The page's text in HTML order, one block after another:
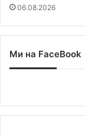
06.08.2026
Ми на FaceBook